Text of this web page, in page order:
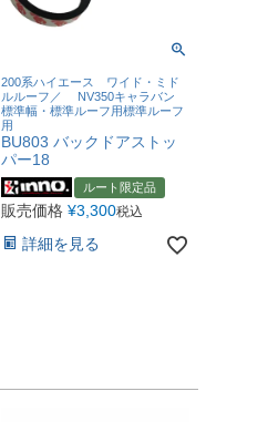
200系ハイエース ワイド・ミド
ルルーフ／ NV350キャラバン
標準幅・標準ルーフ用標準ルーフ
用
BU803 バックドアストッ
パー18
ルート限定品
販売価格 ¥3,300税込
詳細を見る